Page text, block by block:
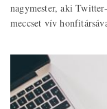
nagymester, aki
meccset vív